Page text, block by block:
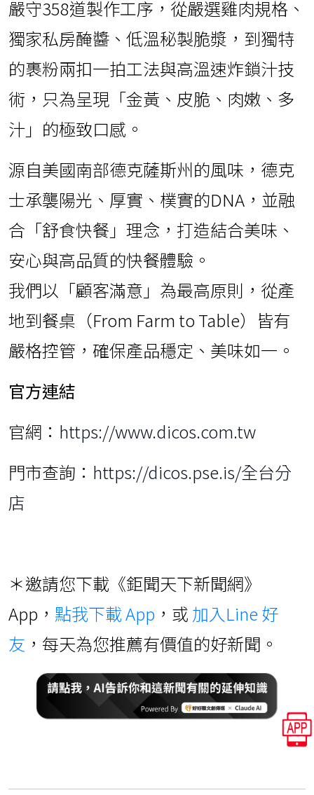
嚴守358道製作工序，從嚴選雞肉規格、
獨家私房醃醬、低溫秘製脆漿，到獨特
的裹粉兩扣一拍工法與高溫速炸鎖汁技
術，只為呈現「金黃、皮脆、肉嫩、多
汁」的極致口感。
源自美國南部德克薩斯州的風味，德克
士承襲陽光、厚實、樸實的DNA，並融
合「舒食快餐」理念，打造結合美味、
安心與高品質的快餐體驗。
我們以「顧客滿意」為最高原則，從產
地到餐桌（From Farm to Table）皆有
嚴格控管，確保產品穩定、美味如一。
官方連結
官網： https://www.dicos.com.tw
門市查詢： https://dicos.pse.is/全台分
店
＊邀請您下載《鉅聞天下新聞網》
App， 點我下載 App ，或 加入Line 好
友 ，每天為您推薦有價值的好新聞。